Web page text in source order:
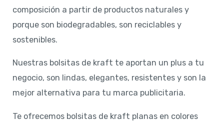
composición a partir de productos naturales y
porque son biodegradables, son reciclables y
sostenibles.
Nuestras bolsitas de kraft te aportan un plus a tu
negocio, son lindas, elegantes, resistentes y son la
mejor alternativa para tu marca publicitaria.
Te ofrecemos bolsitas de kraft planas en colores